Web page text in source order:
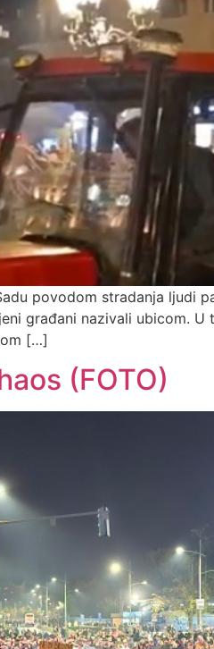
povodom stradanja ljudi
građani nazivali ubicom.
[…]
(FOTO)